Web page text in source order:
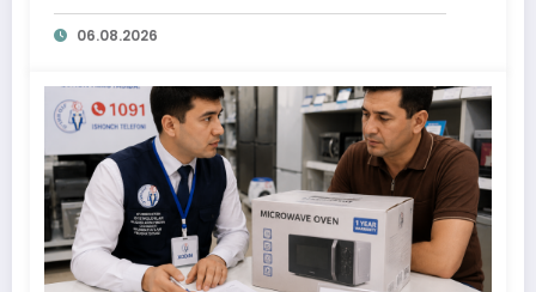
06.08.2026